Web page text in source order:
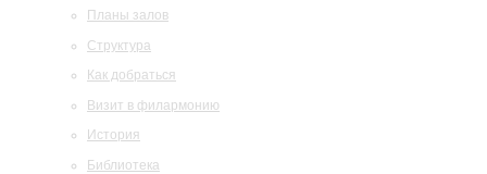
Планы залов
Структура
Как добраться
Визит в филармонию
История
Библиотека